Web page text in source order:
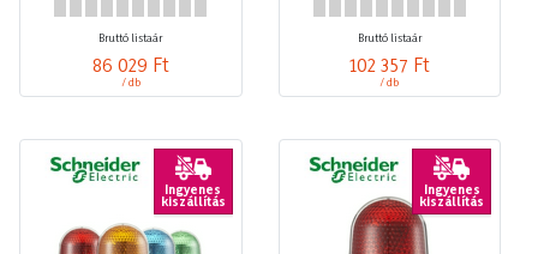
Bruttó listaár
86 029 Ft
/ db
Bruttó listaár
102 357 Ft
/ db
Ingyenes
kiszállítás
Ingyenes
kiszállítás